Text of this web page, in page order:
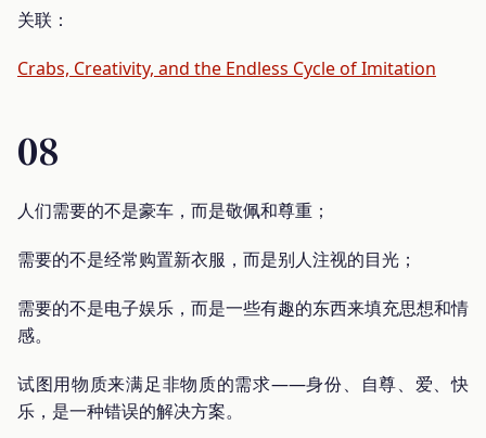
关联：
Crabs, Creativity, and the Endless Cycle of Imitation
08
人们需要的不是豪车，而是敬佩和尊重；
需要的不是经常购置新衣服，而是别人注视的目光；
需要的不是电子娱乐，而是一些有趣的东西来填充思想和情
感。
试图用物质来满足非物质的需求——身份、自尊、爱、快
乐，是一种错误的解决方案。